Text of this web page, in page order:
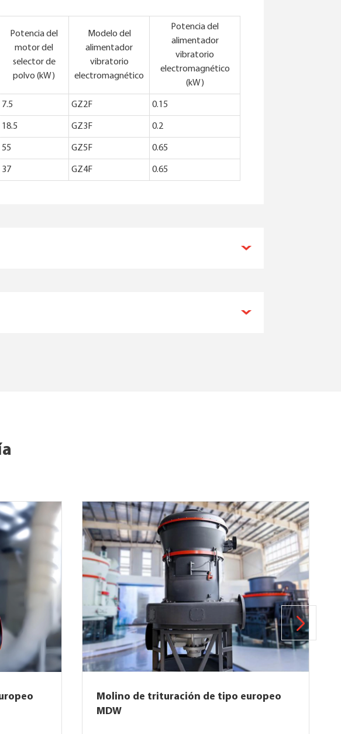
Potencia del
motor del
selector de
polvo (kW)
Modelo del
alimentador
vibratorio
electromagnético
Potencia del
alimentador
vibratorio
electromagnético
(kW)
7.5 GZ2F 0.15
18.5 GZ3F 0.2
55 GZ5F 0.65
37 GZ4F 0.65
Molino de trituración de tipo europeo
MDW